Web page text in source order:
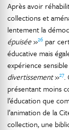
Après avoir
collections et
lentement la
épuisée»26 par
éducative mais
expérience
divertissement»27.
présentant moins
l’éducation que
l’animation de la
collection, une